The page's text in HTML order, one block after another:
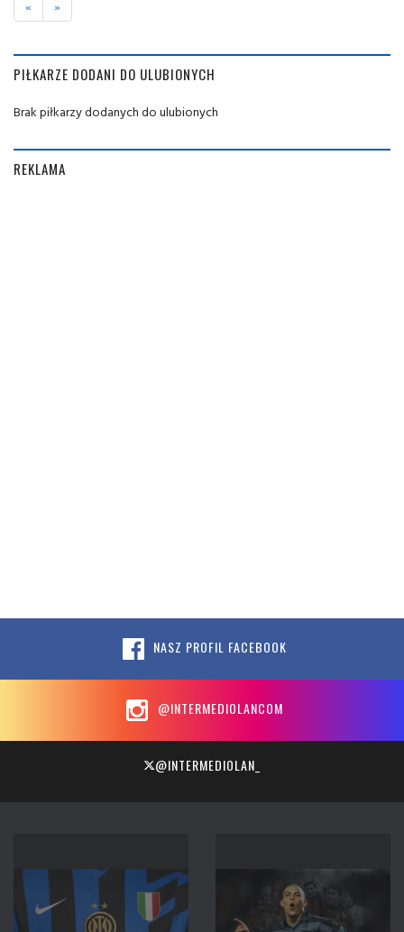
« »
PIŁKARZE DODANI DO ULUBIONYCH
Brak piłkarzy dodanych do ulubionych
REKLAMA
NASZ PROFIL FACEBOOK
@INTERMEDIOLANCOM
@INTERMEDIOLAN_